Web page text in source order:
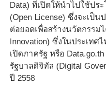
Data) ที่เปิดให้นำไปใช้ปร
(Open License) ซึ่งจะเป็
ต่อยอดเพื่อสร้างนวัตกรรม
Innovation) ซึ่งในประเท
เปิดภาครัฐ หรือ
รัฐบาลดิจิทัล (Digital
ปี 2558